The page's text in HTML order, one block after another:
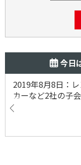
今日
2019年8月8日：
カーなど2社の子